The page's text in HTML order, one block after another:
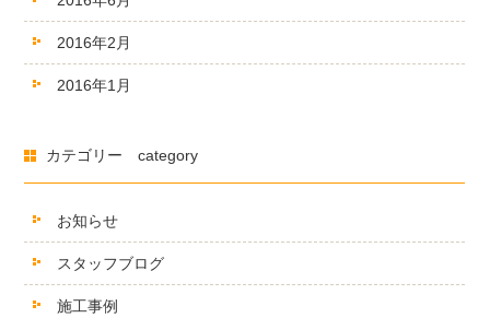
2016年2月
2016年1月
カテゴリー category
お知らせ
スタッフブログ
施工事例